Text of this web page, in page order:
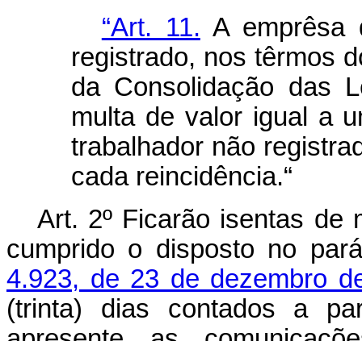
“Art. 11. A emprêsa
registrado, nos têrmos
da Consolidação das
multa de valor igual a
trabalhador não
cada reincidência.“
Art. 2º Ficarão isentas de
cumprido o disposto no
4.923, de 23 de dezembro
(trinta) dias contados a